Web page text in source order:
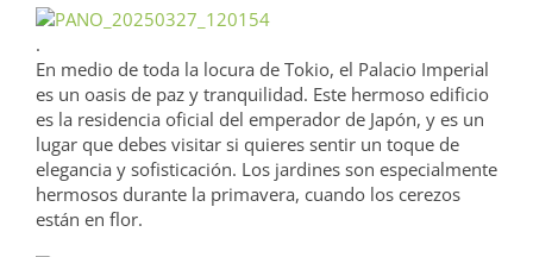
.
En medio de toda la locura de Tokio, el Palacio Imperial
es un oasis de paz y tranquilidad. Este hermoso edificio
es la residencia oficial del emperador de Japón, y es un
lugar que debes visitar si quieres sentir un toque de
elegancia y sofisticación. Los jardines son especialmente
hermosos durante la primavera, cuando los cerezos
están en flor.